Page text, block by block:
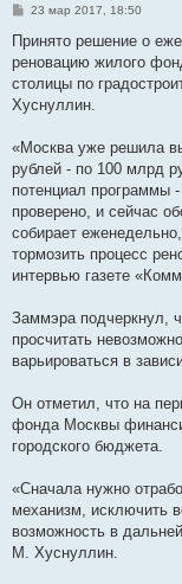
С
о
щ
е
и
23 мар 2017, 18:50
Принято решение о
реновацию жилого
столицы по
Хуснуллин.
«Москва уже решила
рублей - по 100 млрд
потенциал программы
проверено, и сейчас
собирает
тормозить процесс
интервью газете
Заммэра подчеркнул,
просчитать
варьироваться в
Он отметил, что на
фонда Москвы
городского бюджета.
«Сначала нужно
механизм, исключить
возможность в
М. Хуснуллин.